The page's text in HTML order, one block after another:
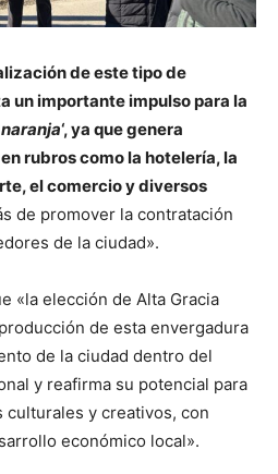
de este tipo de
un importante impulso para la
‘, ya que genera
rubros como la hotelería, la
el comercio y diversos
de promover la contratación
de la ciudad».
«la elección de Alta Gracia
de esta envergadura
de la ciudad dentro del
y reafirma su potencial para
y creativos, con
económico local».